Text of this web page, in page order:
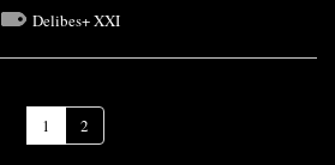
Delibes+ XXI
1
(Página
actual)
2